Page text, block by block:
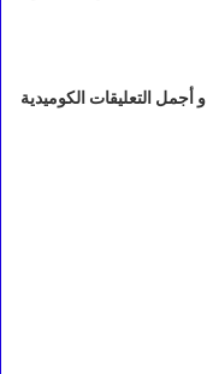
التعليقات الكوميدية